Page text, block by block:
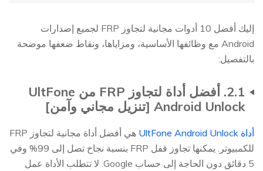
إليك أفضل 10 أدوات مجانية لتجاوز FRP لجميع إصدارات
Android مع وظائفها الأساسية، ومزاياها، ونقاط ضعفها موضحة
بالتفصيل:
2.1. أفضل أداة لتجاوز FRP من UltFone
Android Unlock [تنزيل مجاني وآمن]
أداة UltFone Android Unlock
هي أفضل أداة مجانية لتجاوز FRP
للكمبيوتر. يمكنها تجاوز قفل FRP بنسبة نجاح تصل إلى 99% وفي
5 دقائق دون الحاجة إلى حساب Google. لا تتطلب الأداة عمل